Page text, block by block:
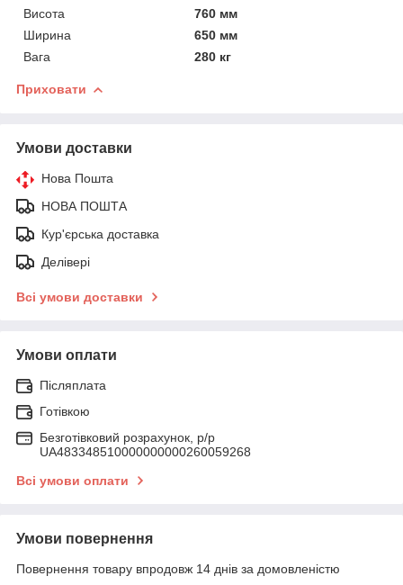
Висота
760 мм
Ширина
650 мм
Вага
280 кг
Приховати
Умови доставки
Нова Пошта
НОВА ПОШТА
Кур'єрська доставка
Делівері
Всі умови доставки
Умови оплати
Післяплата
Готівкою
Безготівковий розрахунок, р/р
UA483348510000000000260059268
Всі умови оплати
Умови повернення
Повернення товару впродовж 14 днів за домовленістю